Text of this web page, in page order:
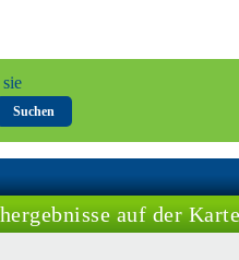
Suchen
auf der Karte